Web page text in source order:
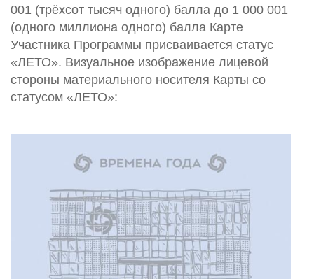
001 (трёхсот тысяч одного) балла до 1 000 001
(одного миллиона одного) балла Карте
Участника Программы присваивается статус
«ЛЕТО». Визуальное изображение лицевой
стороны материального носителя Карты со
статусом «ЛЕТО»: